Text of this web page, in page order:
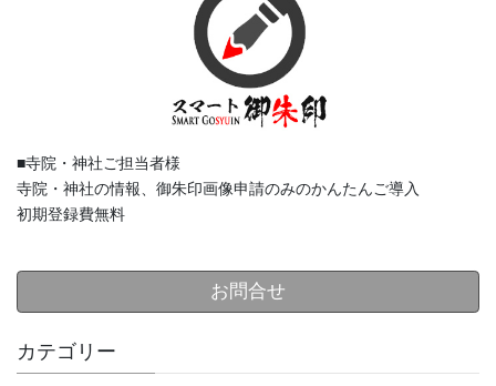
■寺院・神社ご担当者様
寺院・神社の情報、御朱印画像申請のみのかんたんご導入
初期登録費無料
お問合せ
カテゴリー